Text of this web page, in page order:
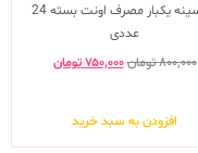
پد سینه یکبار مصرف اونت بسته 24
عددی
۸۰۰,۰۰۰تومان۷۵۰,۰۰۰ تومان
افزودن به سبد خرید